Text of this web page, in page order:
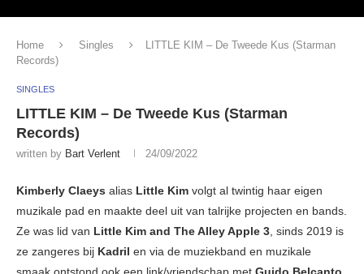
Home Singles
LITTLE KIM – De Tweede Kus (Starman
Records)
SINGLES
LITTLE KIM – De Tweede Kus (Starman
Records)
written by Bart Verlent 24/09/2022
Kimberly Claeys alias Little Kim volgt al twintig haar eigen
muzikale pad en maakte deel uit van talrijke projecten en bands.
Ze was lid van Little Kim and The Alley Apple 3, sinds 2019 is
ze zangeres bij Kadril en via de muziekband en muzikale